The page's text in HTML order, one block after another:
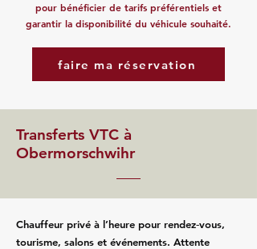
pour bénéficier de tarifs préférentiels et
garantir la disponibilité du véhicule souhaité.
faire ma réservation
Transferts VTC à
Obermorschwihr
Chauffeur privé à l’heure pour rendez‑vous,
tourisme, salons et événements. Attente